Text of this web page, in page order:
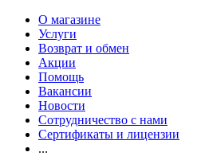
О магазине
Услуги
Возврат и обмен
Акции
Помощь
Вакансии
Новости
Сотрудничество с нами
Сертификаты и лицензии
...